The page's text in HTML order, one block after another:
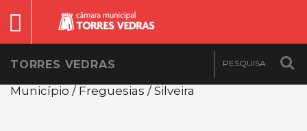
TORRES VEDRAS
Município / Freguesias / Silveira